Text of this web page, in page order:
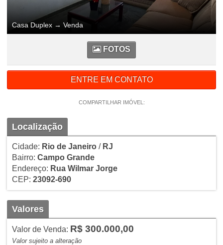
Casa Duplex → Venda
FOTOS
ENTRE EM CONTATO
COMPARTILHAR IMÓVEL:
Localização
Cidade: Rio de Janeiro/ RJ
Bairro: Campo Grande
Endereço: Rua Wilmar Jorge
CEP: 23092-690
Valores
Valor de Venda: R$ 300.000,00
Valor sujeito a alteração